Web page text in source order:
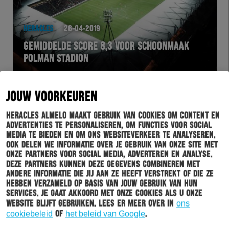
JOUW VOORKEUREN
Heracles Almelo maakt gebruik van cookies om content en
advertenties te personaliseren, om functies voor social
media te bieden en om ons websiteverkeer te analyseren.
Ook delen we informatie over je gebruik van onze site met
onze partners voor social media, adverteren en analyse.
Deze partners kunnen deze gegevens combineren met
andere informatie die jij aan ze heeft verstrekt of die ze
hebben verzameld op basis van jouw gebruik van hun
services. Je gaat akkoord met onze cookies als u onze
website blijft gebruiken. Lees er meer over in ons
cookiebeleid of het beleid van Google.
HERACLES 26-04-2019
GEMIDDELDE SCORE 8,3 VOOR SCHOONMAAK
POLMAN STADION
ESPORTS 25-04-2019
HERACLES ESPORTS IS KAMPIOEN IN DE EDIVISIE